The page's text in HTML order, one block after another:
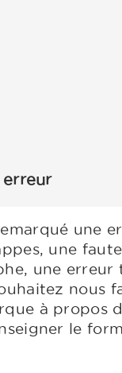
erreur
une
une faute
une erreur
nous
à propos
le